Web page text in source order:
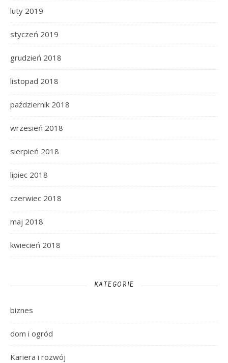
luty 2019
styczeń 2019
grudzień 2018
listopad 2018
październik 2018
wrzesień 2018
sierpień 2018
lipiec 2018
czerwiec 2018
maj 2018
kwiecień 2018
KATEGORIE
biznes
dom i ogród
Kariera i rozwój